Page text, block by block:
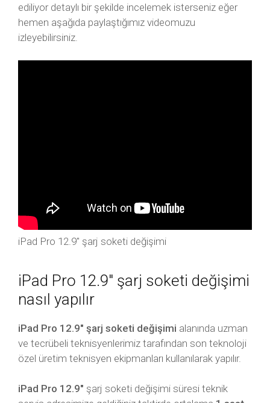
ediliyor detaylı bir şekilde incelemek isterseniz eğer
hemen aşağıda paylaştığımız videomuzu
izleyebilirsiniz.
iPad Pro 12.9″ şarj soketi değişimi
iPad Pro 12.9″ şarj soketi değişimi
nasıl yapılır
iPad Pro 12.9″ şarj soketi değişimi alanında uzman
ve tecrübeli teknisyenlerimiz tarafından son teknoloji
özel üretim teknisyen ekipmanları kullanılarak yapılır.
iPad Pro 12.9″ şarj soketi değişimi süresi teknik